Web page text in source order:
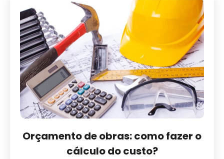
Orçamento de obras: como fazer o
cálculo do custo?